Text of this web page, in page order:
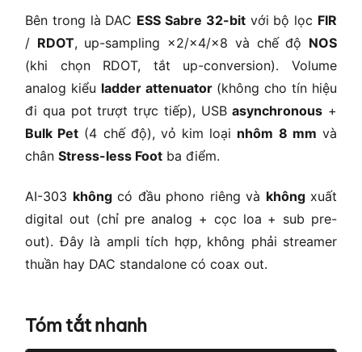
Bên trong là DAC ESS Sabre 32-bitvới bộ lọc FIR
/ RDOT, up-sampling ×2/×4/×8 và chế độ NOS
(khi chọn RDOT, tắt up-conversion). Volume
analog kiểu ladder attenuator(không cho tín hiệu
đi qua pot trượt trực tiếp), USBasynchronous +
Bulk Pet (4 chế độ), vỏ kim loại nhôm 8 mm và
chân Stress-less Foot ba điểm.
AI-303 khôngcó đầu phono riêng và khôngxuất
digital out (chỉ pre analog + cọc loa + sub pre-
out). Đây là ampli tích hợp, không phải streamer
thuần hay DAC standalone có coax out.
Tóm tắt nhanh